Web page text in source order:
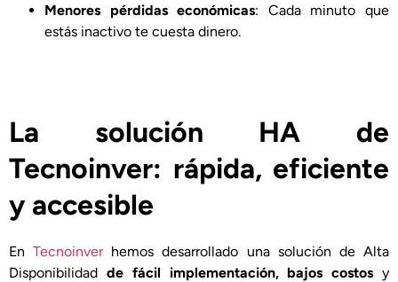
Menores pérdidas económicas: Cada minuto que
estás inactivo te cuesta dinero.
La solución HA de
Tecnoinver: rápida, eficiente
y accesible
EnTecnoinverhemos desarrollado una solución de Alta
Disponibilidad de fácil implementación, bajos costos y